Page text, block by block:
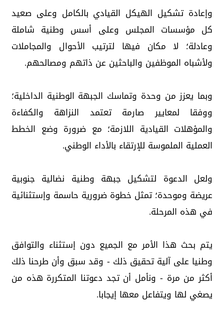
وإعادة تشكيل الهيكل القيادي بالكامل وعلى صعيد
كل مؤسسات المجلس وعلى أسس وطنية شاملة
وعادلة؛ لا مكان فيها لترتيب الأحوال والمجاملات
ولأشباه الموظفين والباحثين عن ذاتهم ومصالحهم.
وبما يعزز من وحدة وتماسك الجبهة الوطنية الداخلية؛
ووفقا لمعايير صارمة تعتمد النزاهة والكفاءة
والمؤهلات القيادية اللازمة؛ مع ضرورة وضع الخطط
العملية الملموسة للإرتقاء بالأداء الوطني.
ولعل الدعوة لتشكيل جبهة وطنية نضالية جنوبية
عريضة وموحدة؛ تمثل خطوة ضرورية حاسمة وإستثنائية
في هذه المرحلة.
يتم بحث هذا الأمر مع الجميع دون إستثناء والتوافق
وطنيا على آلية تحقيق ذلك - وقد سبق وأن طرحنا ذلك
أكثر من مرة - ونأمل أن تجد دعوتنا المتكررة هذه من
يصغي لها ويتفاعل معها إيجابا.